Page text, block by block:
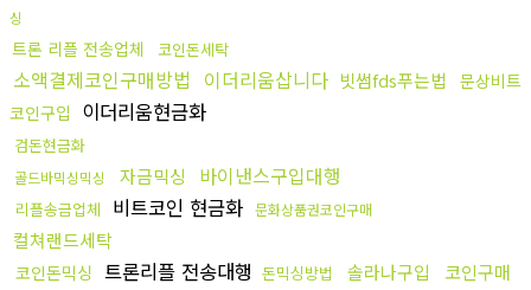
싱
트론 리플 전송업체 코인돈세탁
소액결제코인구매방법 이더리움삽니다 빗썸fds푸는법 문상비트
코인구입 이더리움현금화
검돈현금화
골드바믹싱믹싱 자금믹싱 바이낸스구입대행
리플송금업체 비트코인 현금화 문화상품권코인구매
컬쳐랜드세탁
코인돈믹싱 트론리플 전송대행 돈믹싱방법 솔라나구입
코인구매